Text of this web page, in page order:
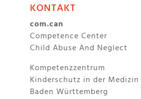
KONTAKT
com.can
Competence Center
Child Abuse And Neglect
Kompetenzzentrum
Kinderschutz in der Medizin
Baden Württemberg